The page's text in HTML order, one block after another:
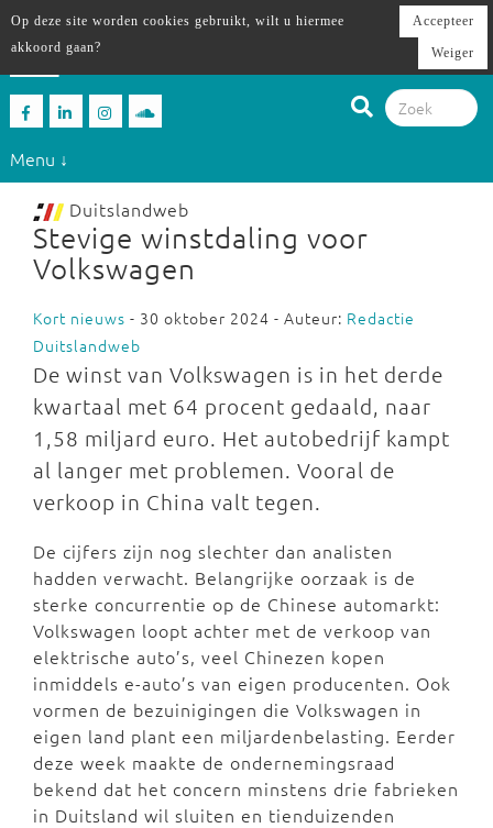
Menu ↓
Duitslandweb
Stevige winstdaling voor
Volkswagen
Kort nieuws - 30 oktober 2024 - Auteur: Redactie
Duitslandweb
De winst van Volkswagen is in het derde
kwartaal met 64 procent gedaald, naar
1,58 miljard euro. Het autobedrijf kampt
al langer met problemen. Vooral de
verkoop in China valt tegen.
De cijfers zijn nog slechter dan analisten
hadden verwacht. Belangrijke oorzaak is de
sterke concurrentie op de Chinese automarkt:
Volkswagen loopt achter met de verkoop van
elektrische auto’s, veel Chinezen kopen
inmiddels e-auto’s van eigen producenten. Ook
vormen de bezuinigingen die Volkswagen in
eigen land plant een miljardenbelasting. Eerder
deze week maakte de ondernemingsraad
bekend dat het concern minstens drie fabrieken
in Duitsland wil sluiten en tienduizenden
Op deze site worden cookies gebruikt, wilt u hiermee
akkoord gaan?
Accepteer
Weiger